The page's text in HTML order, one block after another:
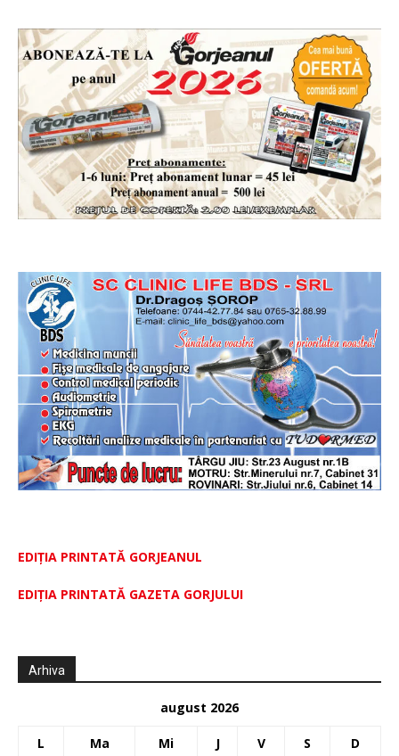
EDIȚIA PRINTATĂ GORJEANUL
EDIŢIA PRINTATĂ GAZETA GORJULUI
Arhiva
august 2026
L Ma Mi J V S D